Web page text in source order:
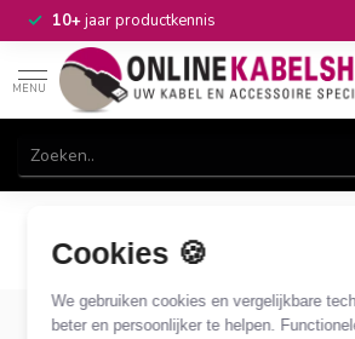
Cookies 🍪
We gebruiken cookies en vergelijkbare
beter en persoonlijker te helpen.
10+jaar productkennis
MENU